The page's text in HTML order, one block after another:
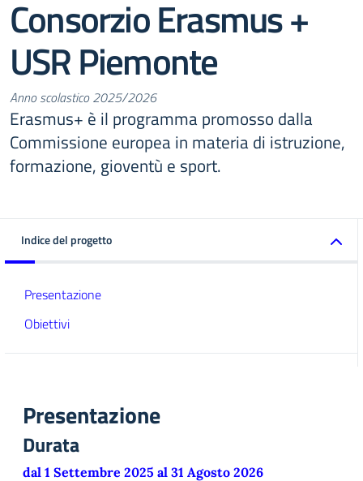
Consorzio Erasmus +
USR Piemonte
Anno scolastico 2025/2026
Erasmus+ è il programma promosso dalla
Commissione europea in materia di istruzione,
formazione, gioventù e sport.
Indice del progetto
Presentazione
Obiettivi
Presentazione
Durata
dal 1 Settembre 2025 al 31 Agosto 2026